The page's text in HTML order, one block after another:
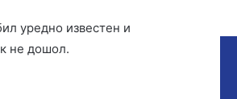
уредно известен и
не дошол.